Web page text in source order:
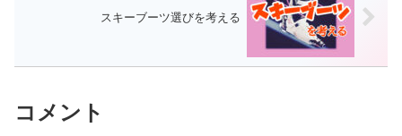
スキーブーツ選びを考える
コメント